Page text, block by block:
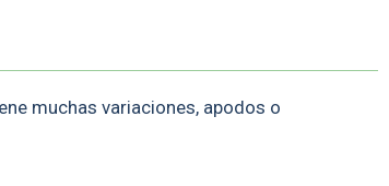
muchas variaciones, apodos o